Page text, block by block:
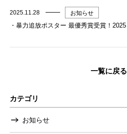
2025.11.28 お知らせ
・暴力追放ポスター 最優秀賞受賞！2025
一覧に戻る
カテゴリ
お知らせ